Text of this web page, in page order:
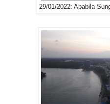
29/01/2022: Apabila